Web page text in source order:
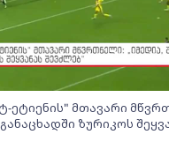
ეტიენის" მთავარი
ზურიკოს